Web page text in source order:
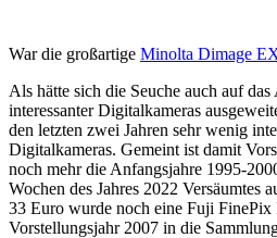
War die großartige Minolta Dimage
Als hätte sich die Seuche auch auf
interessanter Digitalkameras
den letzten zwei Jahren sehr wenig
Digitalkameras. Gemeint ist damit
noch mehr die Anfangsjahre 1995-
Wochen des Jahres 2022 Versäumtes
33 Euro wurde noch eine Fuji
Vorstellungsjahr 2007 in die